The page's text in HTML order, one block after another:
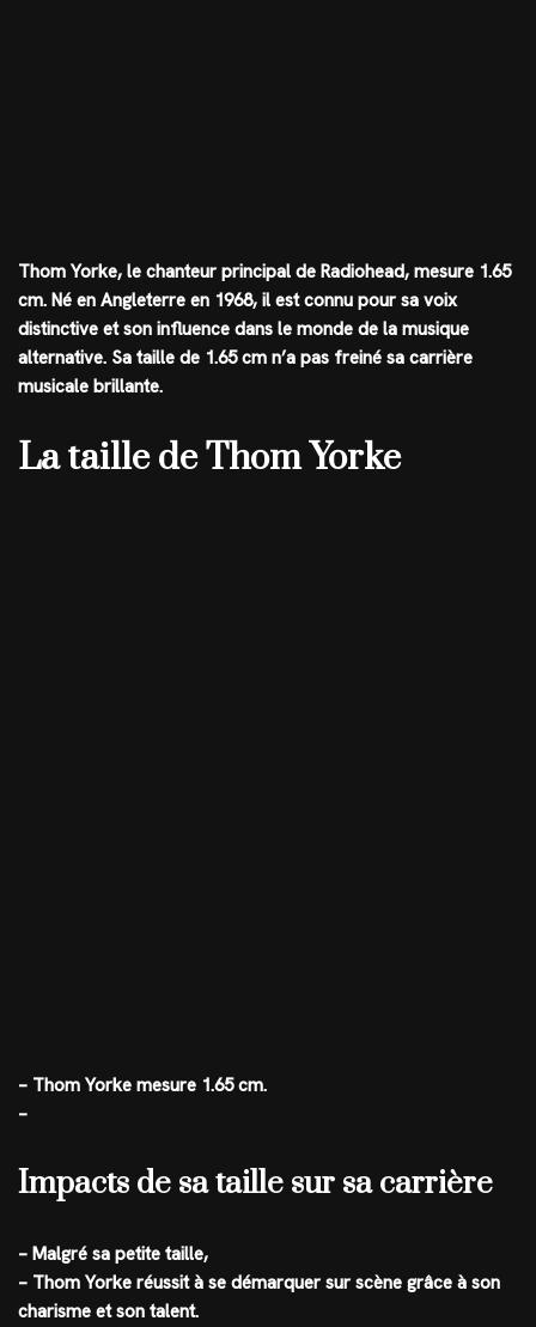
Thom Yorke, le chanteur principal de Radiohead, mesure 1.65
cm. Né en Angleterre en 1968, il est connu pour sa voix
distinctive et son influence dans le monde de la musique
alternative. Sa taille de 1.65 cm n’a pas freiné sa carrière
musicale brillante.
La taille de Thom Yorke
– Thom Yorke mesure 1.65 cm.
–
Impacts de sa taille sur sa carrière
– Malgré sa petite taille,
– Thom Yorke réussit à se démarquer sur scène grâce à son
charisme et son talent.